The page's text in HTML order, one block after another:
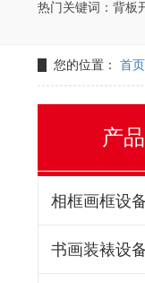
热门关键词： 背板
您的位置： 首页
产
相框画框设